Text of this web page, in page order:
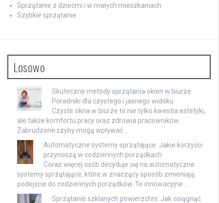
Sprzątanie z dziećmi i w małych mieszkaniach
Szybkie sprzątanie
Losowo
Skuteczne metody sprzątania okien w biurze:
Poradniki dla czystego i jasnego widoku
Czyste okna w biurze to nie tylko kwestia estetyki,
ale także komfortu pracy oraz zdrowia pracowników.
Zabrudzone szyby mogą wpływać …
Automatyczne systemy sprzątające: Jakie korzyści
przynoszą w codziennych porządkach
Coraz więcej osób decyduje się na automatyczne
systemy sprzątające, które w znaczący sposób zmieniają
podejście do codziennych porządków. Te innowacyjne …
Sprzątanie szklanych powierzchni: Jak osiągnąć